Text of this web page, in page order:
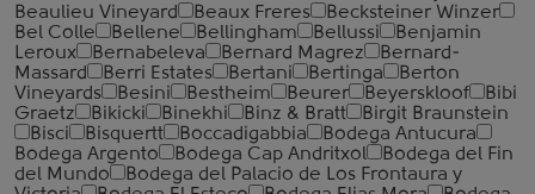
Beaulieu Vineyard
Beaux Freres
Becksteiner Winzer
Bel Colle
Bellene Bellingham Bellussi
Benjamin
Leroux
Bernabeleva Bernard Magrez
Bernard-
Massard
Berri Estates Bertani Bertinga
Berton
Vineyards
Besini Bestheim Beurer Beyerskloof
Bibi
Graetz
Bikicki Binekhi Binz & Bratt
Birgit Braunstein
Bisci
Bisquertt Boccadigabbia
Bodega Antucura
Bodega Argento
Bodega Cap Andritxol
Bodega del Fin
del Mundo
Bodega del Palacio de Los Frontaura y